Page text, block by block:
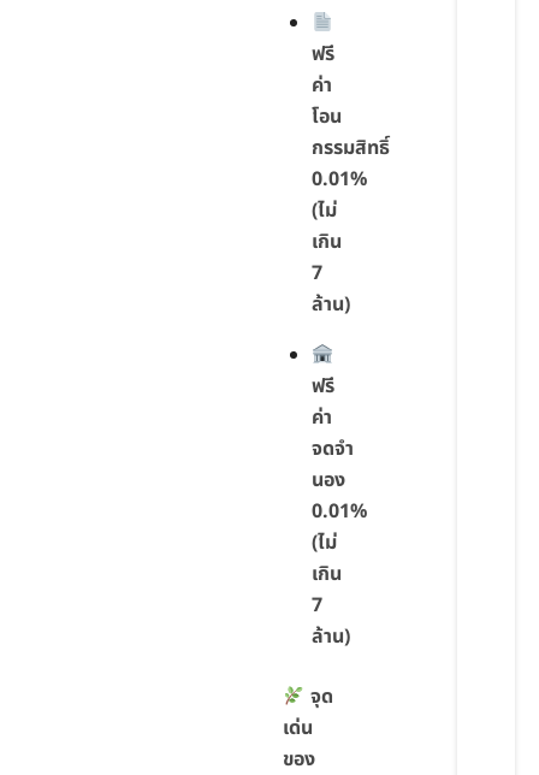
ฟรี
ค่า
โอน
กรรมสิทธิ์
0.01%
(ไม่
เกิน
7
ล้าน)
ฟรี
ค่า
จดจำ
นอง
0.01%
(ไม่
เกิน
7
ล้าน)
จุด
เด่น
ของ